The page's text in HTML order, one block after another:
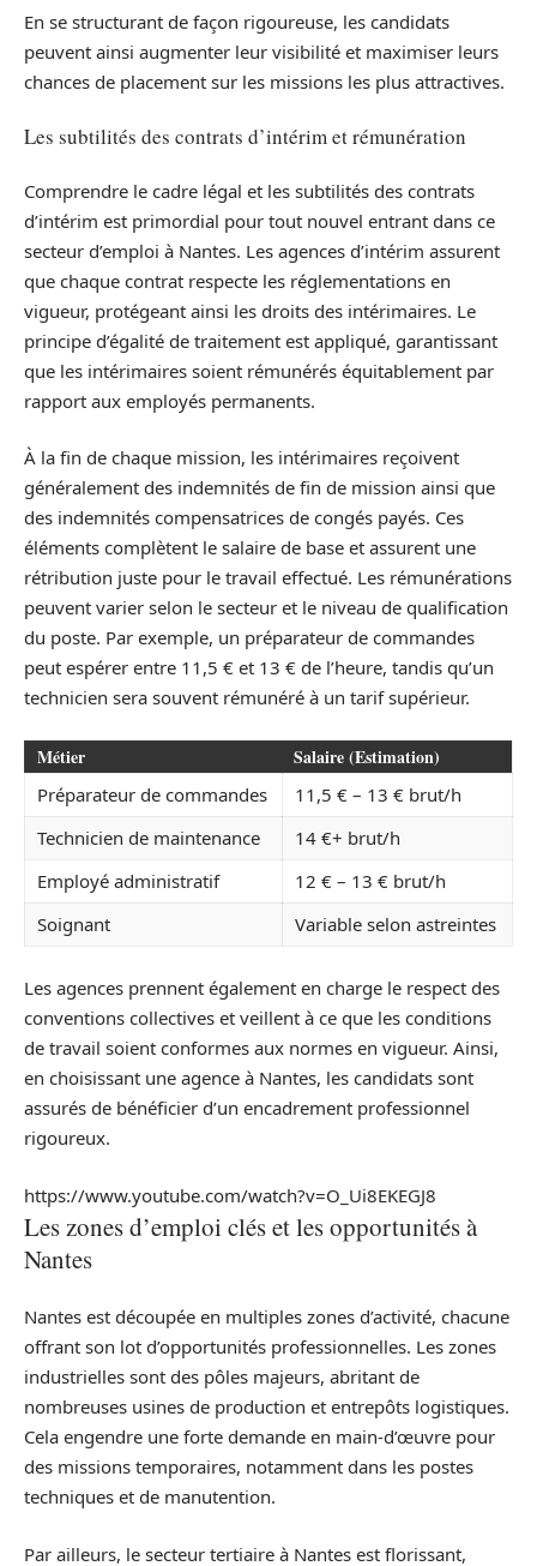
En se structurant de façon rigoureuse, les candidats
peuvent ainsi augmenter leur visibilité et maximiser leurs
chances de placement sur les missions les plus attractives.
Les subtilités des contrats d’intérim et rémunération
Comprendre le cadre légal et les subtilités des contrats
d’intérim est primordial pour tout nouvel entrant dans ce
secteur d’emploi à Nantes. Les agences d’intérim assurent
que chaque contrat respecte les réglementations en
vigueur, protégeant ainsi les droits des intérimaires. Le
principe d’égalité de traitement est appliqué, garantissant
que les intérimaires soient rémunérés équitablement par
rapport aux employés permanents.
À la fin de chaque mission, les intérimaires reçoivent
généralement des indemnités de fin de mission ainsi que
des indemnités compensatrices de congés payés. Ces
éléments complètent le salaire de base et assurent une
rétribution juste pour le travail effectué. Les rémunérations
peuvent varier selon le secteur et le niveau de qualification
du poste. Par exemple, un préparateur de commandes
peut espérer entre 11,5 € et 13 € de l’heure, tandis qu’un
technicien sera souvent rémunéré à un tarif supérieur.
Métier Salaire (Estimation)
Préparateur de commandes
11,5 € – 13 € brut/h
Technicien de maintenance
14 €+ brut/h
Employé administratif
12 € – 13 € brut/h
Soignant
Variable selon astreintes
Les agences prennent également en charge le respect des
conventions collectives et veillent à ce que les conditions
de travail soient conformes aux normes en vigueur. Ainsi,
en choisissant une agence à Nantes, les candidats sont
assurés de bénéficier d’un encadrement professionnel
rigoureux.
https://www.youtube.com/watch?v=O_Ui8EKEGJ8
Les zones d’emploi clés et les opportunités à
Nantes
Nantes est découpée en multiples zones d’activité, chacune
offrant son lot d’opportunités professionnelles. Les zones
industrielles sont des pôles majeurs, abritant de
nombreuses usines de production et entrepôts logistiques.
Cela engendre une forte demande en main-d’œuvre pour
des missions temporaires, notamment dans les postes
techniques et de manutention.
Par ailleurs, le secteur tertiaire à Nantes est florissant,